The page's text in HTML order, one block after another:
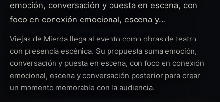
emoción, conversación y puesta en escena, con
foco en conexión emocional, escena y...
Viejas de Mierda llega al evento como obras de teatro
con presencia escénica. Su propuesta suma emoción,
conversación y puesta en escena, con foco en conexión
emocional, escena y conversación posterior para crear
un momento memorable con la audiencia.